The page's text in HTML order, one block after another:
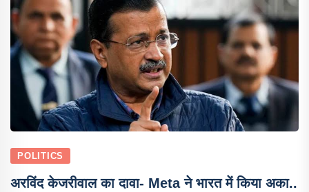
POLITICS
अरविंद केजरीवाल का दावा- Meta ने भारत में किया अका..